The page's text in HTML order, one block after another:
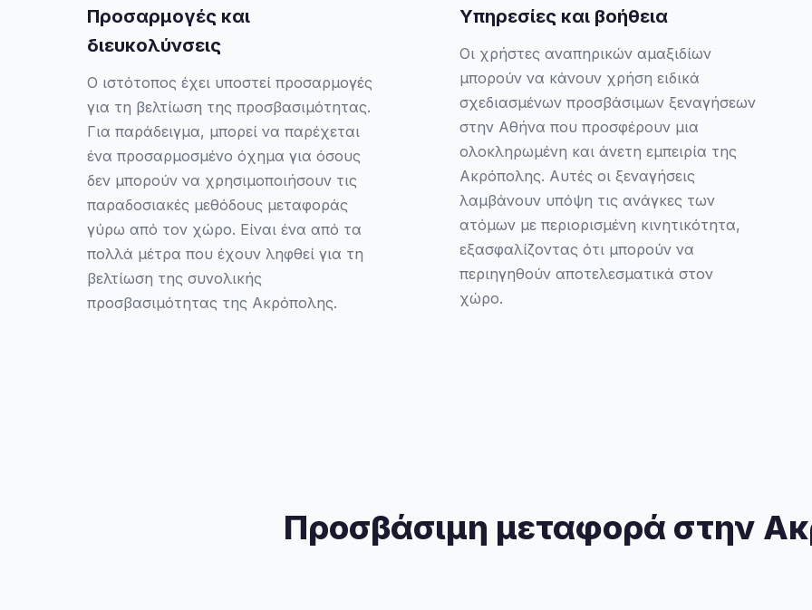
Προσαρμογές και
διευκολύνσεις
Ο ιστότοπος έχει υποστεί προσαρμογές
για τη βελτίωση της προσβασιμότητας.
Για παράδειγμα, μπορεί να παρέχεται
ένα προσαρμοσμένο όχημα για όσους
δεν μπορούν να χρησιμοποιήσουν τις
παραδοσιακές μεθόδους μεταφοράς
γύρω από τον χώρο. Είναι ένα από τα
πολλά μέτρα που έχουν ληφθεί για τη
βελτίωση της συνολικής
προσβασιμότητας της Ακρόπολης.
Υπηρεσίες και βοήθεια
Οι χρήστες αναπηρικών αμαξιδίων
μπορούν να κάνουν χρήση ειδικά
σχεδιασμένων προσβάσιμων ξεναγήσεων
στην Αθήνα που προσφέρουν μια
ολοκληρωμένη και άνετη εμπειρία της
Ακρόπολης. Αυτές οι ξεναγήσεις
λαμβάνουν υπόψη τις ανάγκες των
ατόμων με περιορισμένη κινητικότητα,
εξασφαλίζοντας ότι μπορούν να
περιηγηθούν αποτελεσματικά στον
χώρο.
Προσβάσιμη μεταφορά στην